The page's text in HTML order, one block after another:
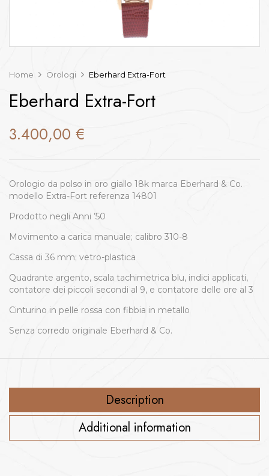
Home Orologi Eberhard Extra-Fort
Eberhard Extra-Fort
3.400,00 €
Orologio da polso in oro giallo 18k marca Eberhard & Co.
modello Extra-Fort referenza 14801
Prodotto negli Anni ’50
Movimento a carica manuale; calibro 310-8
Cassa di 36 mm; vetro-plastica
Quadrante argento, scala tachimetrica blu, indici applicati,
contatore dei piccoli secondi al 9, e contatore delle ore al 3
Cinturino in pelle rossa con fibbia in metallo
Senza corredo originale Eberhard & Co.
Description
Additional information